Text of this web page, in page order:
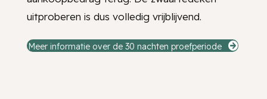
uitproberen is dus volledig vrijblijvend.
Meer informatie over de 30 nachten proefperiode